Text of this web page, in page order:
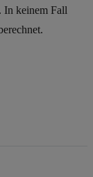
In keinem Fall